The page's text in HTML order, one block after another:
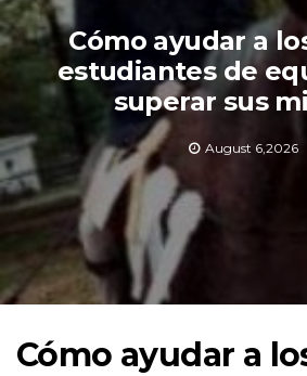
Cómo ayudar a
estudiantes de
superar sus
August 6,2026
Cómo ayudar a